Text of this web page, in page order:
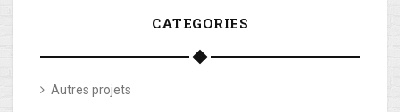
CATEGORIES
Autres projets